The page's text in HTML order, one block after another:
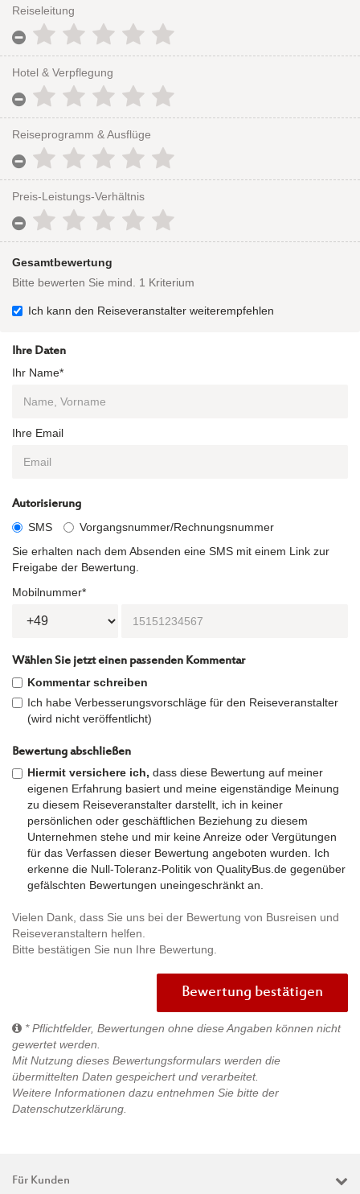
Reiseleitung
Hotel & Verpflegung
Reiseprogramm & Ausflüge
Preis-Leistungs-Verhältnis
Gesamtbewertung
Bitte bewerten Sie mind. 1 Kriterium
Ich kann den Reiseveranstalter weiterempfehlen
Ihre Daten
Ihr Name*
Ihre Email
Autorisierung
SMS
Vorgangsnummer/Rechnungsnummer
Sie erhalten nach dem Absenden eine SMS mit einem Link zur
Freigabe der Bewertung.
Mobilnummer*
Wählen Sie jetzt einen passenden Kommentar
Kommentar schreiben
Ich habe Verbesserungsvorschläge für den Reiseveranstalter
(wird nicht veröffentlicht)
Bewertung abschließen
Hiermit versichere ich, dass diese Bewertung auf meiner
eigenen Erfahrung basiert und meine eigenständige Meinung
zu diesem Reiseveranstalter darstellt, ich in keiner
persönlichen oder geschäftlichen Beziehung zu diesem
Unternehmen stehe und mir keine Anreize oder Vergütungen
für das Verfassen dieser Bewertung angeboten wurden. Ich
erkenne die Null-Toleranz-Politik von QualityBus.de gegenüber
gefälschten Bewertungen uneingeschränkt an.
Vielen Dank, dass Sie uns bei der Bewertung von Busreisen und
Reiseveranstaltern helfen.
Bitte bestätigen Sie nun Ihre Bewertung.
Bewertung bestätigen
* Pflichtfelder, Bewertungen ohne diese Angaben können nicht
gewertet werden.
Mit Nutzung dieses Bewertungsformulars werden die
übermittelten Daten gespeichert und verarbeitet.
Weitere Informationen dazu entnehmen Sie bitte der
Datenschutzerklärung
Für Kunden